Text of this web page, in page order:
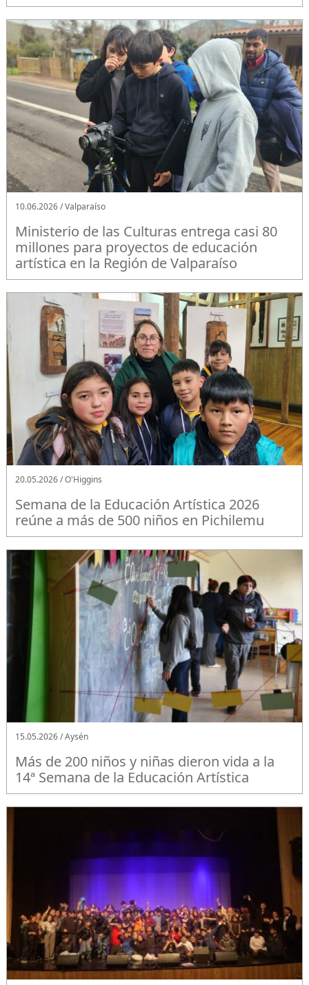
10.06.2026 / Valparaíso
Ministerio de las Culturas entrega casi 80
millones para proyectos de educación
artística en la Región de Valparaíso
20.05.2026 / O'Higgins
Semana de la Educación Artística 2026
reúne a más de 500 niños en Pichilemu
15.05.2026 / Aysén
Más de 200 niños y niñas dieron vida a la
14ª Semana de la Educación Artística